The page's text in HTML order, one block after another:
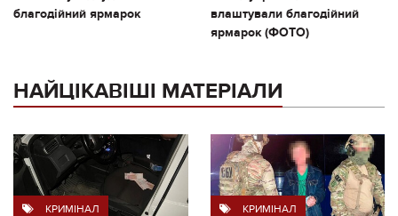
благодійний ярмарок
влаштували благодійний
ярмарок (ФОТО)
НАЙЦІКАВІШІ МАТЕРІАЛИ
КРИМІНАЛ КРИМІНАЛ